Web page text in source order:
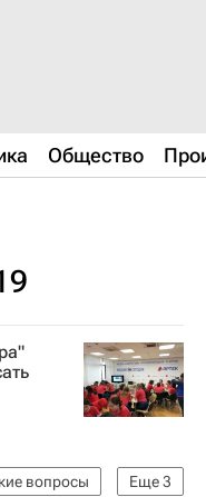
Общество
Еще3
вопросы